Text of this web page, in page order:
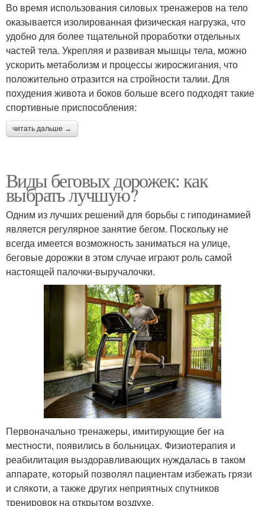
Во время использования силовых тренажеров на тело
оказывается изолированная физическая нагрузка, что
удобно для более тщательной проработки отдельных
частей тела. Укрепляя и развивая мышцы тела, можно
ускорить метаболизм и процессы жиросжигания, что
положительно отразится на стройности талии. Для
похудения живота и боков больше всего подходят такие
спортивные приспособления:
читать дальше →
Виды беговых дорожек: как
выбрать лучшую?
Одним из лучших решений для борьбы с гиподинамией
является регулярное занятие бегом. Поскольку не
всегда имеется возможность заниматься на улице,
беговые дорожки в этом случае играют роль самой
настоящей палочки-выручалочки.
Первоначально тренажеры, имитирующие бег на
местности, появились в больницах. Физиотерапия и
реабилитация выздоравливающих нуждалась в таком
аппарате, который позволял пациентам избежать грязи
и слякоти, а также других неприятных спутников
тренировок на открытом воздухе.